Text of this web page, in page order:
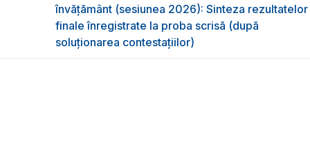
învățământ (sesiunea 2026): Sinteza rezultatelor
finale înregistrate la proba scrisă (după
soluționarea contestațiilor)